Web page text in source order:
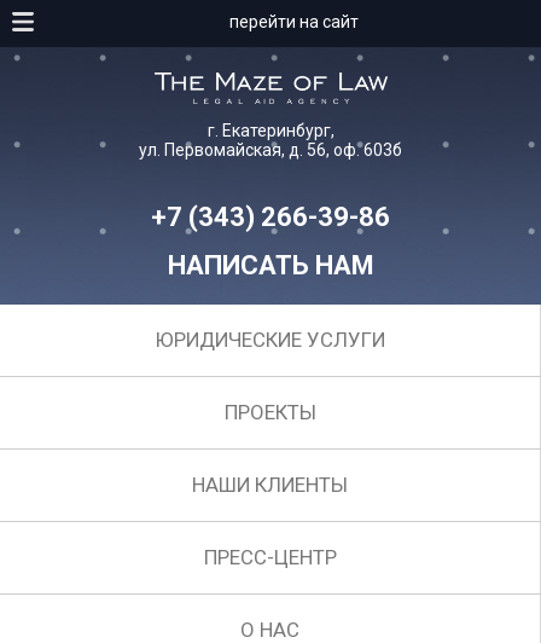
перейти на сайт
г. Екатеринбург,
ул. Первомайская, д. 56, оф. 603б
+7 (343) 266-39-86
НАПИСАТЬ НАМ
ЮРИДИЧЕСКИЕ УСЛУГИ
ПРОЕКТЫ
НАШИ КЛИЕНТЫ
ПРЕСС-ЦЕНТР
О НАС